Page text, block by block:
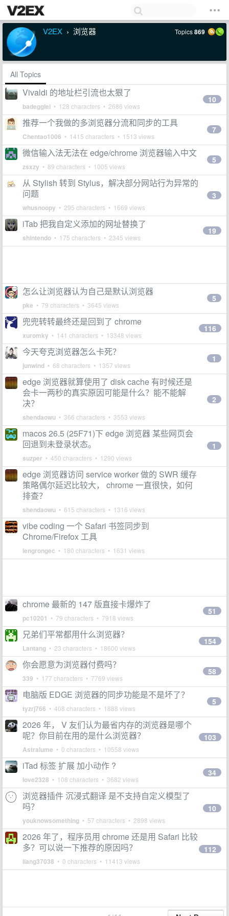
V2EX › 浏览器 Topics869
All Topics
Vivaldi 的地址栏引流也太狠了
badegglei • 128 characters • 2686 views
10
推荐一个我做的多浏览器分流和同步的工具
Chentao1006 • 1415 characters • 1513 views
7
微信输入法无法在 edge/chrome 浏览器输入中文
zsxzy • 89 characters • 1005 views
5
从 Stylish 转到 Stylus，解决部分网站行为异常的
问题
whusnoopy • 295 characters • 1669 views
3
iTab 把我自定义添加的网址替换了
shintendo • 175 characters • 2345 views
19
怎么让浏览器认为自己是默认浏览器
pke • 79 characters • 3645 views
5
兜兜转转最终还是回到了 chrome
xuromky • 141 characters • 13348 views
116
今天夸克浏览器怎么卡死？
junwind • 68 characters • 1357 views
1
edge 浏览器就算使用了 disk cache 有时候还是
会卡一两秒的真实原因可能是什么？能不能解
决？
shendaowu • 366 characters • 3553 views
2
macos 26.5 (25F71)下 edge 浏览器 某些网页会
回退到未登录状态。
suzper • 450 characters • 1290 views
1
edge 浏览器访问 service worker 做的 SWR 缓存
策略偶尔延迟比较大， chrome 一直很快，如何
排查？
shendaowu • 615 characters • 1316 views
vibe coding 一个 Safari 书签同步到
Chrome/Firefox 工具
lengrongec • 180 characters • 1631 views
chrome 最新的 147 版直接卡爆炸了
pc10201 • 79 characters • 7918 views
51
兄弟们平常都用什么浏览器？
Lantang • 23 characters • 18600 views
154
你会愿意为浏览器付费吗？
339 • 177 characters • 7769 views
58
电脑版 EDGE 浏览器的同步功能是不是坏了？
tyzrj766 • 408 characters • 1888 views
5
2026 年， V 友们认为最省内存的浏览器是哪个
呢？你目前在用的是什么浏览器？
Astralume • 0 characters • 10558 views
103
iTad 标签 扩展 加小动作 ?
love2328 • 108 characters • 3682 views
34
浏览器插件 沉浸式翻译 是不支持自定义模型了
吗？
youknowsomething • 57 characters • 2898 views
10
2026 年了，程序员用 chrome 还是用 Safari 比较
多？可以说一下推荐的原因吗？
liang37038 • 0 characters • 11413 views
112